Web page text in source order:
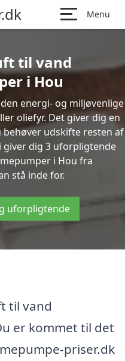
Menu
til vand
i Hou
energi- og miljøvenlige
oliefyr. Det giver dig en
udskifte resten af
giver dig 3 uforpligtende
i Hou fra
stå inde for.
uforpligtende
til vand
er kommet til det
priser.dk